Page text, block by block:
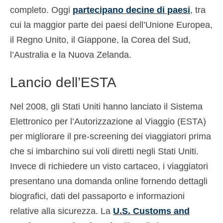
completo. Oggi partecipano decine di paesi, tra
cui la maggior parte dei paesi dell’Unione Europea,
il Regno Unito, il Giappone, la Corea del Sud,
l’Australia e la Nuova Zelanda.
Lancio dell’ESTA
Nel 2008, gli Stati Uniti hanno lanciato il Sistema
Elettronico per l’Autorizzazione al Viaggio (ESTA)
per migliorare il pre-screening dei viaggiatori prima
che si imbarchino sui voli diretti negli Stati Uniti.
Invece di richiedere un visto cartaceo, i viaggiatori
presentano una domanda online fornendo dettagli
biografici, dati del passaporto e informazioni
relative alla sicurezza. La U.S. Customs and